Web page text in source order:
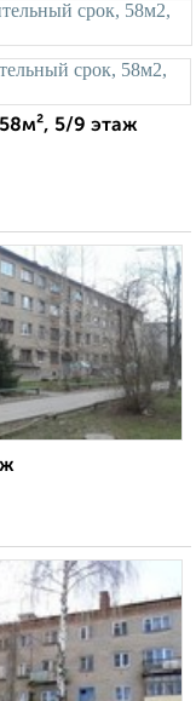
5/9 этаж